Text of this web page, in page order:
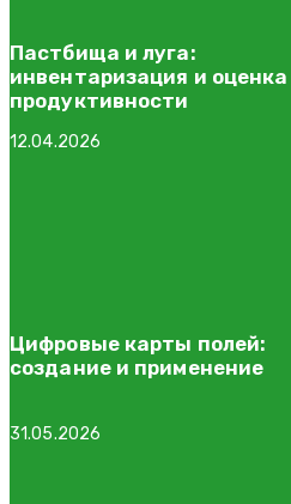
Пастбища и луга:
инвентаризация и оценка
продуктивности
12.04.2026
Цифровые карты полей:
создание и применение
31.05.2026